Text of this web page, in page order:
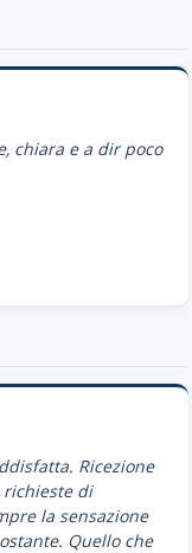
chiara e a dir poco
Ricezione
di
la sensazione
Quello che